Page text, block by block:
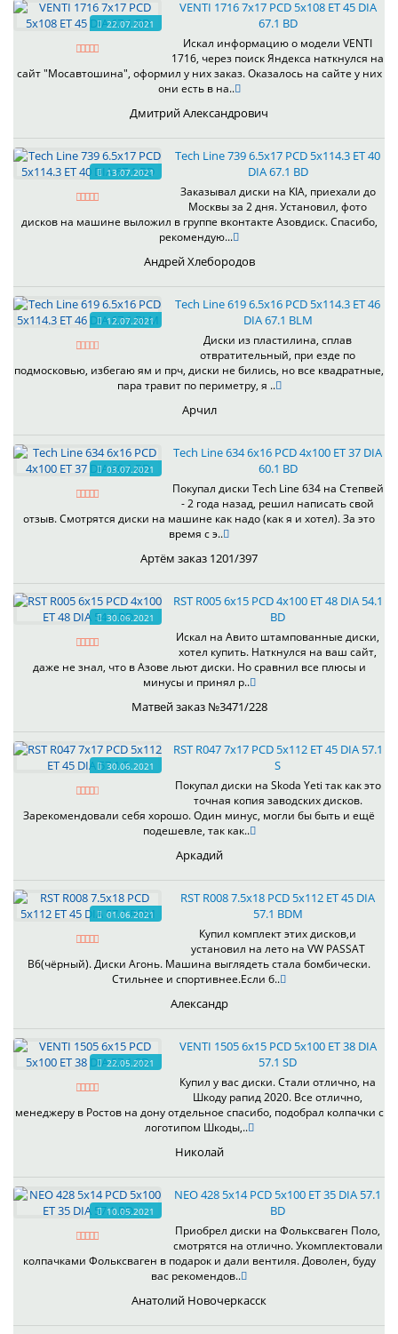
22.07.2021
VENTI 1716 7x17 PCD 5x108 ET 45 DIA
67.1 BD
Искал информацию о модели VENTI
1716, через поиск Яндекса наткнулся на
сайт "Мосавтошина", оформил у них заказ. Оказалось на сайте у них
они есть в на..
Дмитрий Александрович
13.07.2021
Tech Line 739 6.5x17 PCD 5x114.3 ET 40
DIA 67.1 BD
Заказывал диски на KIA, приехали до
Москвы за 2 дня. Установил, фото
дисков на машине выложил в группе вконтакте Азовдиск. Спасибо,
рекомендую...
Андрей Хлебородов
12.07.2021
Tech Line 619 6.5x16 PCD 5x114.3 ET 46
DIA 67.1 BLM
Диски из пластилина, сплав
отвратительный, при езде по
подмосковью, избегаю ям и прч, диски не бились, но все квадратные,
пара травит по периметру, я ..
Арчил
03.07.2021
Tech Line 634 6x16 PCD 4x100 ET 37 DIA
60.1 BD
Покупал диски Tech Line 634 на Степвей
- 2 года назад, решил написать свой
отзыв. Смотрятся диски на машине как надо (как я и хотел). За это
время с э..
Артём заказ 1201/397
30.06.2021
RST R005 6x15 PCD 4x100 ET 48 DIA 54.1
BD
Искал на Авито штампованные диски,
хотел купить. Наткнулся на ваш сайт,
даже не знал, что в Азове льют диски. Но сравнил все плюсы и
минусы и принял р..
Матвей заказ №3471/228
30.06.2021
RST R047 7x17 PCD 5x112 ET 45 DIA 57.1
S
Покупал диски на Skoda Yeti так как это
точная копия заводских дисков.
Зарекомендовали себя хорошо. Один минус, могли бы быть и ещё
подешевле, так как..
Аркадий
01.06.2021
RST R008 7.5x18 PCD 5x112 ET 45 DIA
57.1 BDM
Купил комплект этих дисков,и
установил на лето на VW PASSAT
B6(чёрный). Диски Агонь. Машина выглядеть стала бомбически.
Стильнее и спортивнее.Если б..
Александр
22.05.2021
VENTI 1505 6x15 PCD 5x100 ET 38 DIA
57.1 SD
Купил у вас диски. Стали отлично, на
Шкоду рапид 2020. Все отлично,
менеджеру в Ростов на дону отдельное спасибо, подобрал колпачки с
логотипом Шкоды,..
Николай
10.05.2021
NEO 428 5x14 PCD 5x100 ET 35 DIA 57.1
BD
Приобрел диски на Фольксваген Поло,
смотрятся на отлично. Укомплектовали
колпачками Фольксваген в подарок и дали вентиля. Доволен, буду
вас рекомендов..
Анатолий Новочеркасск